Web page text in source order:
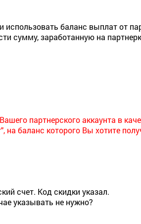
использовать баланс выплат от
сумму, заработанную на
партнерского аккаунта в
на баланс которого Вы хотите
счет. Код скидки указал.
указывать не нужно?